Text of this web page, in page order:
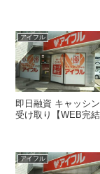
アイフル
即日融資 キャッシ
受け取り【WEB完
アイフル